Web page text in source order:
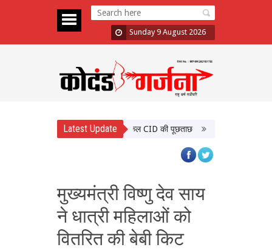
Sunday 9 August 2026
Latest Update
तीन सदस्यों के इस्तीफे के बाद कल CID की पूछताछ CWG विजेताओं के साथ
मुख्यमंत्री विष्णु देव साय
ने धात्री महिलाओं को
वितरित की बेबी किट